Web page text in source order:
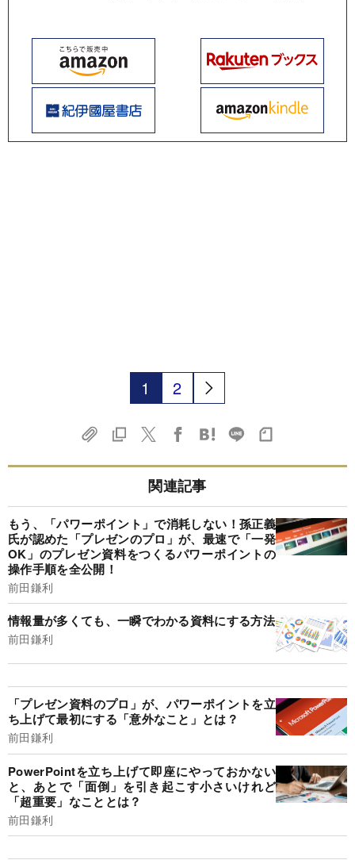
1 2
関連記事
もう、「パワーポイント」で消耗しない！孫正義
氏が認めた「プレゼンのプロ」が、最速で「一発
OK」のプレゼン資料をつくるパワーポイントの
操作手順を全公開！
前田鎌利
情報量が多くても、一瞬でわかる資料にする方法
前田鎌利
「プレゼン資料のプロ」が、パワーポイントを立
ち上げて最初にする「意外なこと」とは？
前田鎌利
PowerPointを立ち上げて即座にやっておかない
と、あとで「面倒」を引き起こす小さいけれど
「超重要」なこととは？
前田鎌利